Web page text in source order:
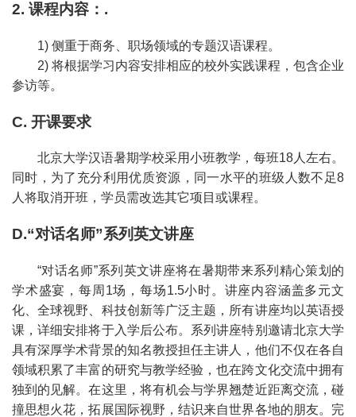
2. 课程内容：.
1) 侧重于商务、职场领域的专题汉语课程。
2) 将根据学习内容安排相应的校外实践课程，包含企业
参访等。
C. 开课要求
北京大学汉语暑期学校采用小班教学，每班18人左右。
同时，为了充分利用优质资源，同一水平的班级人数不足8
人将取消开班，学员需改选其它项目或课程。
D.“对话名师”系列英文讲座
“对话名师”系列英文讲座将在暑期带来系列精心策划的
学术盛宴，每周1场，每场1.5小时。讲座内容涵盖多元文
化、全球视野、科技创新等广泛主题，所有讲座均以英语授
课，详细安排将于入学后公布。系列讲座特别邀请北京大学
具有深厚学术背景的知名教授担任主讲人，他们不仅在各自
领域积累了丰富的研究与教学经验，也在跨文化交流中拥有
独到的见解。在这里，将有机会与学界翘楚近距离交流，碰
撞思想火花，拓展国际视野，结识来自世界各地的朋友。完